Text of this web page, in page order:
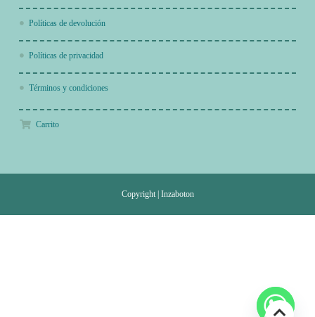
Políticas de devolución
Políticas de privacidad
Términos y condiciones
Carrito
Copyright Inzaboton